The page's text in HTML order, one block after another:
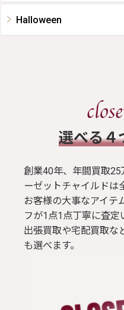
Halloween
選べる４
創業40年、年間買取
ーゼットチャイルドは
お客様の大事なアイテ
フが1点1点丁寧に査定
出張買取や宅配買取な
も選べます。